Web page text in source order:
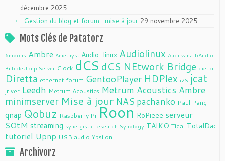
décembre 2025
Gestion du blog et forum : mise à jour 29 novembre 2025
Mots Clés de Patatorz
6moons Ambre Amethyst Audio-linux Audiolinux Audirvana bAudio
BubbleUpnp Server Clock dCS dCS NEtwork Bridge dietpi
Diretta ethernet forum GentooPlayer HDPlex i2S jcat
jriver Leedh Metrum Acoustics Metrum Acoustics Ambre
minimserver Mise à jour NAS pachanko Paul Pang
qnap Qobuz Raspberry Pi Roon RoPieee serveur
SOtM streaming synergistic research Synology TAIKO Tidal TotalDac
tutoriel Upnp USB audio Ypsilon
Archivorz